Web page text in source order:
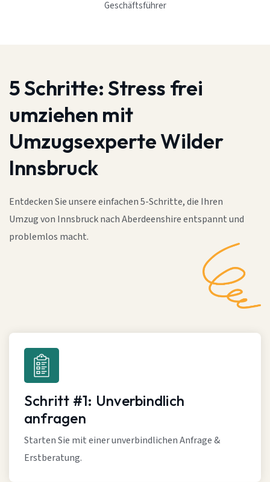
Geschäftsführer
5 Schritte:Stress frei
umziehen mit
Umzugsexperte Wilder
Innsbruck
Entdecken Sie unsere einfachen 5-Schritte, die Ihren
Umzug von Innsbruck nach Aberdeenshire entspannt und
problemlos macht.
Schritt #1: Unverbindlich
anfragen
Starten Sie mit einer unverbindlichen Anfrage &
Erstberatung.